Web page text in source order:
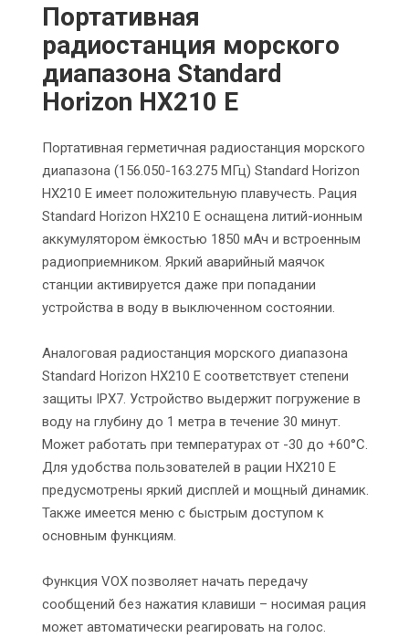
Портативная
радиостанция морского
диапазона Standard
Horizon HX210 E
Портативная герметичная радиостанция морского
диапазона (156.050-163.275 МГц) Standard Horizon
HX210 E имеет положительную плавучесть. Рация
Standard Horizon HX210 E оснащена литий-ионным
аккумулятором ёмкостью 1850 мАч и встроенным
радиоприемником. Яркий аварийный маячок
станции активируется даже при попадании
устройства в воду в выключенном состоянии.
Аналоговая радиостанция морского диапазона
Standard Horizon HX210 E соответствует степени
защиты IPX7. Устройство выдержит погружение в
воду на глубину до 1 метра в течение 30 минут.
Может работать при температурах от -30 до +60°C.
Для удобства пользователей в рации HX210 E
предусмотрены яркий дисплей и мощный динамик.
Также имеется меню с быстрым доступом к
основным функциям.
Функция VOX позволяет начать передачу
сообщений без нажатия клавиши – носимая рация
может автоматически реагировать на голос.